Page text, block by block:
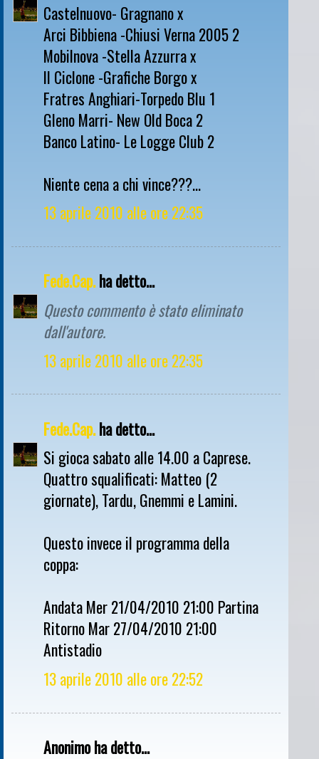
Castelnuovo- Gragnano x
Arci Bibbiena -Chiusi Verna 2005 2
Mobilnova -Stella Azzurra x
Il Ciclone -Grafiche Borgo x
Fratres Anghiari-Torpedo Blu 1
Gleno Marri- New Old Boca 2
Banco Latino- Le Logge Club 2
Niente cena a chi vince???...
13 aprile 2010 alle ore 22:35
Fede.Cap.ha detto...
Questo commento è stato eliminato
dall'autore.
13 aprile 2010 alle ore 22:35
Fede.Cap.ha detto...
Si gioca sabato alle 14.00 a Caprese.
Quattro squalificati: Matteo (2
giornate), Tardu, Gnemmi e Lamini.
Questo invece il programma della
coppa:
Andata Mer 21/04/2010 21:00 Partina
Ritorno Mar 27/04/2010 21:00
Antistadio
13 aprile 2010 alle ore 22:52
Anonimo ha detto...